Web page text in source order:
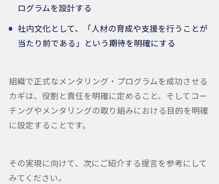
ログラムを設計する
社内文化として、「人材の育成や支援を行うことが
当たり前である」という期待を明確にする
組織で正式なメンタリング・プログラムを成功させる
カギは、役割と責任を明確に定めること、そしてコー
チングやメンタリングの取り組みにおける目的を明確
に設定することです。
その実現に向けて、次にご紹介する提言を参考にして
みてください。